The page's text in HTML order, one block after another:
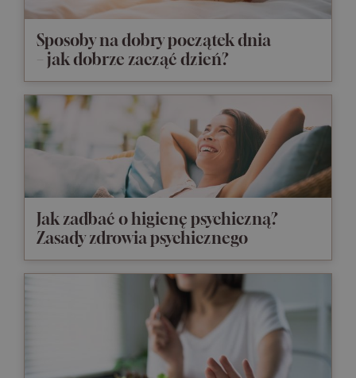
Sposoby na dobry początek dnia
– jak dobrze zacząć dzień?
Jak zadbać o higienę psychiczną?
Zasady zdrowia psychicznego